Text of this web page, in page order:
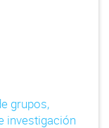
grupos,
investigación